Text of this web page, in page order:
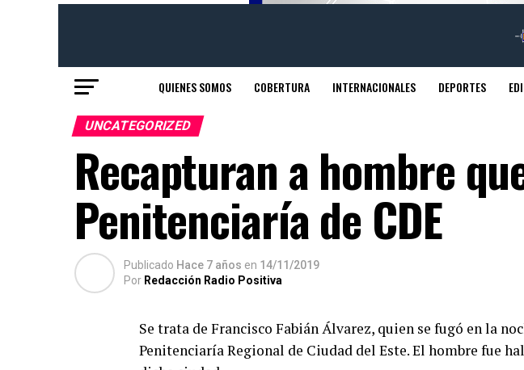
QUIENES SOMOS COBERTURA INTERNACIONALES DEPORTES
UNCATEGORIZED
Recapturan a hombre
Penitenciaría de CDE
Publicado Hace 7 años en 14/11/2019
Por Redacción Radio Positiva
Se trata de Francisco Fabián Álvarez, quien se fugó en la
Penitenciaría Regional de Ciudad del Este. El hombre fue